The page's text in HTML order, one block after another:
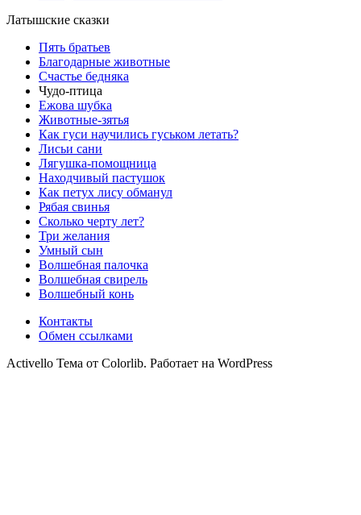
Латышские сказки
Пять братьев
Благодарные животные
Счастье бедняка
Чудо-птица
Ежова шубка
Животные-зятья
Как гуси научились гуськом летать?
Лисьи сани
Лягушка-помощница
Находчивый пастушок
Как петух лису обманул
Рябая свинья
Сколько черту лет?
Три желания
Умный сын
Волшебная палочка
Волшебная свирель
Волшебный конь
Контакты
Обмен ссылками
Activello Тема от Colorlib. Работает на WordPress